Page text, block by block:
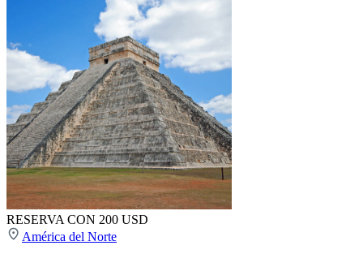
RESERVA CON 200 USD
América del Norte